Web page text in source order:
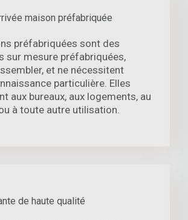
maison préfabriquée
préfabriquées sont des
sur mesure préfabriquées,
et ne nécessitent
particulière. Elles
aux bureaux, aux logements, au
à toute autre utilisation.
de haute qualité